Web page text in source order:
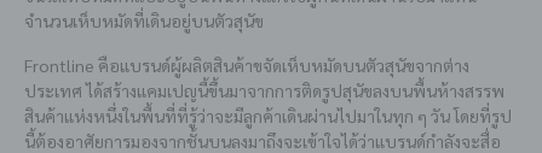
จำนวนเห็บหมัดที่เดินอยู่บนตัวสุนัข
Frontline คือแบรนด์ผู้ผลิตสินค้าขจัดเห็บหมัดบนตัวสุนัขจากต่าง
ประเทศ ได้สร้างแคมเปญนี้ขึ้นมาจากการติดรูปสุนัขลงบนพื้นห้างสรรพ
สินค้าแห่งหนึ่งในพื้นที่ที่รู้ว่าจะมีลูกค้าเดินผ่านไปมาในทุก ๆ วัน โดยที่รูป
นี้ต้องอาศัยการมองจากชั้นบนลงมาถึงจะเข้าใจได้ว่าแบรนด์กำลังจะสื่อ